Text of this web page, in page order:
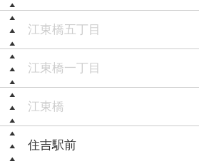
江東橋五丁目
江東橋一丁目
江東橋
住吉駅前